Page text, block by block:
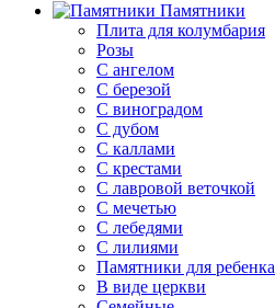
Памятники
Плита для колумбария
Розы
C ангелом
C березой
С виноградом
С дубом
С каллами
С крестами
С лавровой веточкой
С мечетью
C лебедями
С лилиями
Памятники для ребенка
В виде церкви